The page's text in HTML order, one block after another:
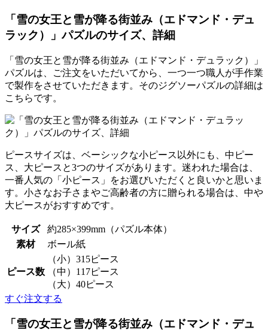
「雪の女王と雪が降る街並み（エドマンド・デュ
ラック）」パズルのサイズ、詳細
「雪の女王と雪が降る街並み（エドマンド・デュラック）」
パズルは、ご注文をいただいてから、一つ一つ職人が手作業
で製作をさせていただきます。そのジグソーパズルの詳細は
こちらです。
ピースサイズは、ベーシックな小ピース以外にも、中ピー
ス、大ピースと3つのサイズがあります。迷われた場合は、
一番人気の「小ピース」をお選びいただくと良いかと思いま
す。小さなお子さまやご高齢者の方に贈られる場合は、中や
大ピースがおすすめです。
サイズ
約285×399mm（パズル本体）
素材
ボール紙
ピース数
（小）315ピース
（中）117ピース
（大）40ピース
すぐ注文する
「雪の女王と雪が降る街並み（エドマンド・デュ